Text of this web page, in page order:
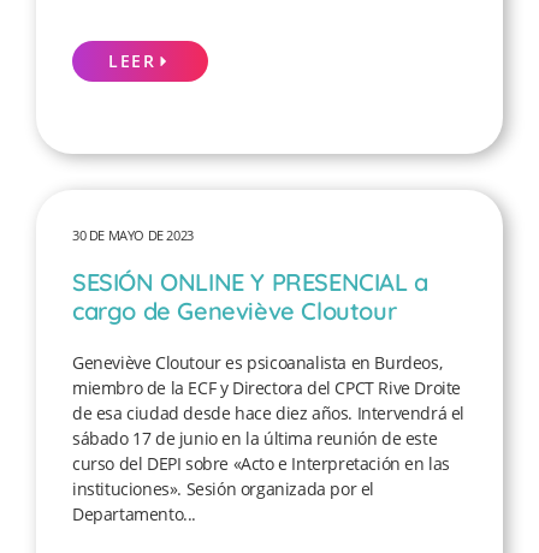
LEER
30 DE MAYO DE 2023
SESIÓN ONLINE Y PRESENCIAL a
cargo de Geneviève Cloutour
Geneviève Cloutour es psicoanalista en Burdeos,
miembro de la ECF y Directora del CPCT Rive Droite
de esa ciudad desde hace diez años. Intervendrá el
sábado 17 de junio en la última reunión de este
curso del DEPI sobre «Acto e Interpretación en las
instituciones». Sesión organizada por el
Departamento...